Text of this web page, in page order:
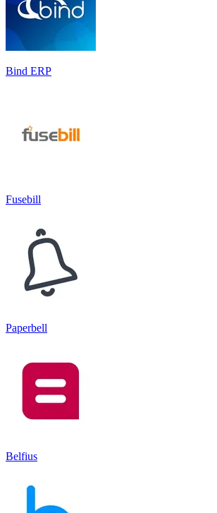
Bind ERP
Fusebill
Paperbell
Belfius